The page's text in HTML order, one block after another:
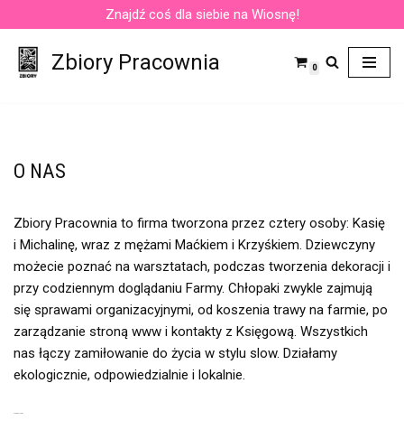
Przejdź
do
Znajdź coś dla siebie na Wiosnę!
Zbiory Pracownia 0
O NAS
Zbiory Pracownia to firma tworzona przez cztery osoby: Kasię
i Michalinę, wraz z mężami Maćkiem i Krzyśkiem. Dziewczyny
możecie poznać na warsztatach, podczas tworzenia dekoracji i
przy codziennym doglądaniu Farmy. Chłopaki zwykle zajmują
się sprawami organizacyjnymi, od koszenia trawy na farmie, po
zarządzanie stroną www i kontakty z Księgową. Wszystkich
nas łączy zamiłowanie do życia w stylu slow. Działamy
ekologicznie, odpowiedzialnie i lokalnie.